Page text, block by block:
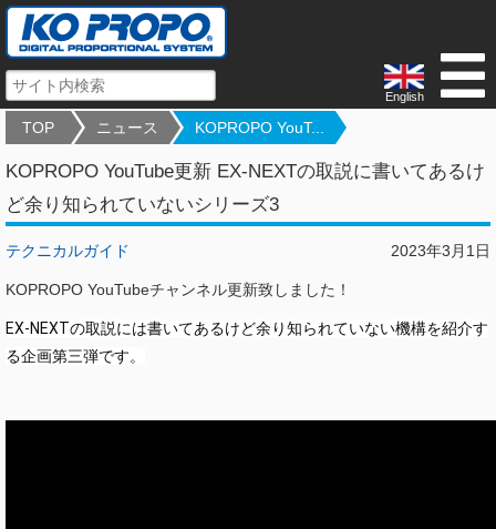
English
TOP ニュース KOPROPO YouT...
KOPROPO YouTube更新 EX-NEXTの取説に書いてあるけ
ど余り知られていないシリーズ3
2023年3月1日
テクニカルガイド
KOPROPO YouTubeチャンネル更新致しました！
EX-NEXTの取説には書いてあるけど余り知られていない機構を紹介す
る企画第三弾です。